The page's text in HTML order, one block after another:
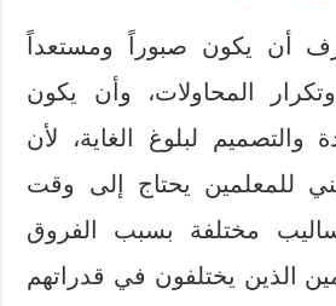
أن يكون صبوراً ومستعداً
المحاولات، وأن يكون
والتصميم لبلوغ الغاية، لأن
للمعلمين يحتاج إلى وقت
مختلفة بسبب الفروق
الذين يختلفون في قدراتهم